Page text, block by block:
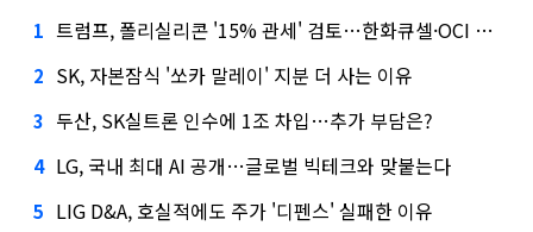
1 트럼프, 폴리실리콘 '15% 관세' 검토…한화큐셀·OCI 영향은?
2 SK, 자본잠식 '쏘카 말레이' 지분 더 사는 이유
3 두산, SK실트론 인수에 1조 차입…추가 부담은?
4 LG, 국내 최대 AI 공개…글로벌 빅테크와 맞붙는다
5 LIG D&A, 호실적에도 주가 '디펜스' 실패한 이유